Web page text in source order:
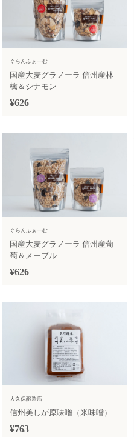
ぐらんふぁーむ
国産大麦グラノーラ 信州産林
檎＆シナモン
¥626
ぐらんふぁーむ
国産大麦グラノーラ 信州産葡
萄＆メープル
¥626
大久保醸造店
信州美しが原味噌（米味噌）
¥763